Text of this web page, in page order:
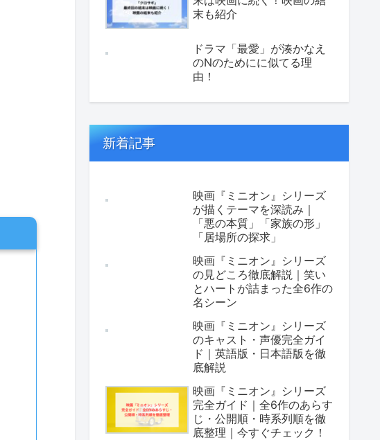
末も紹介
ドラマ「最愛」が湊かなえ
のNのためにに似てる理
由！
新着記事
映画『ミニオン』シリーズ
が描くテーマを深読み｜
「悪の本質」「家族の形」
「居場所の探求」
映画『ミニオン』シリーズ
の見どころ徹底解説｜笑い
とハートが詰まった全6作の
名シーン
映画『ミニオン』シリーズ
のキャスト・声優完全ガイ
ド｜英語版・日本語版を徹
底解説
映画『ミニオン』シリーズ
完全ガイド｜全6作のあらす
じ・公開順・時系列順を徹
底整理｜今すぐチェック！